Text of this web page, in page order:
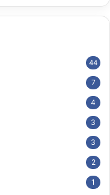
44
7
4
3
3
2
1